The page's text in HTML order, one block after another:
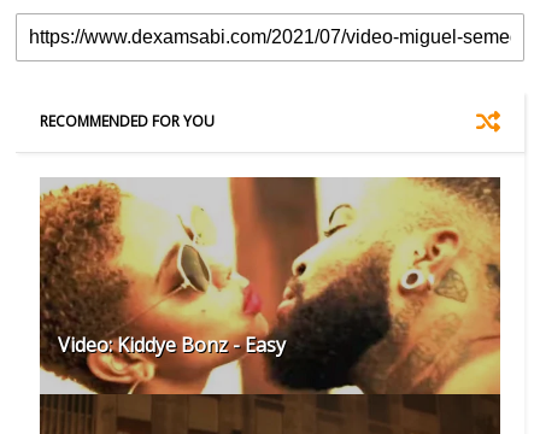
RECOMMENDED FOR YOU
Video: Kiddye Bonz - Easy